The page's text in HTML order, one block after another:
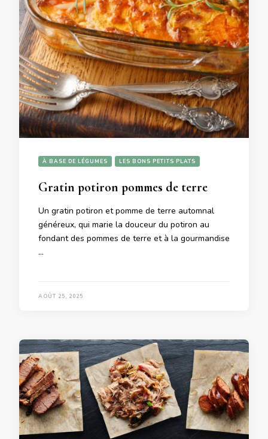
À BASE DE LÉGUMES LES BONS PETITS PLATS
Gratin potiron pommes de terre
Un gratin potiron et pomme de terre automnal
généreux, qui marie la douceur du potiron au
fondant des pommes de terre et à la gourmandise
…
AOÛT 25, 2025